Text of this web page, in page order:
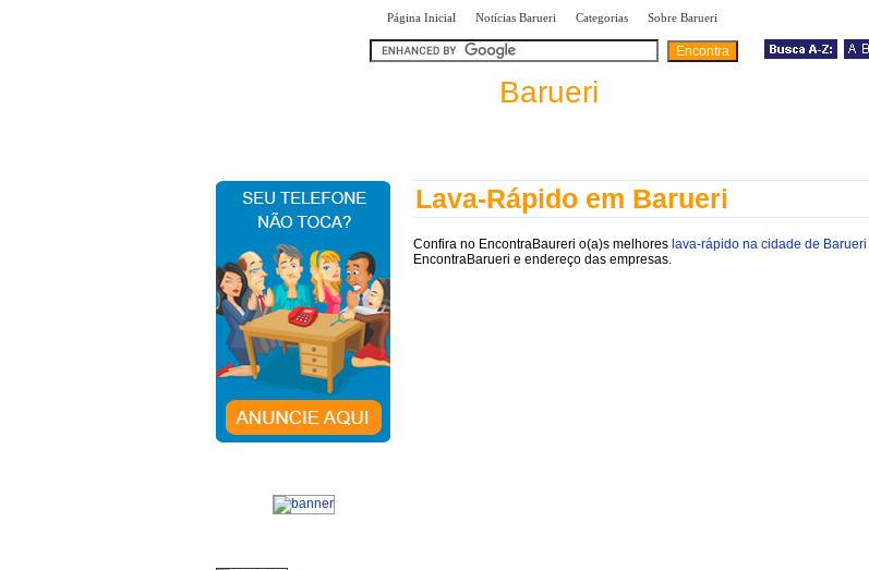
Página Inicial Notícias Barueri Categorias Sobre Barueri
Barueri
Lava-Rápido em Barueri
Confira no EncontraBaureri o(a)s melhores lava-rápido na cidade de Barueri
EncontraBarueri e endereço das empresas.